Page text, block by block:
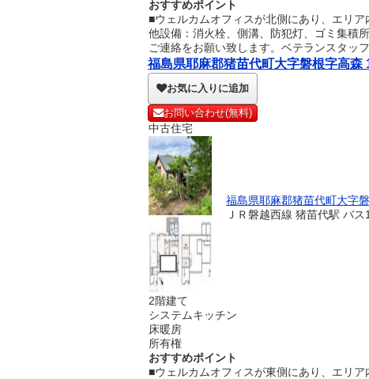
おすすめポイント
■ウェルカムオフィスが北側にあり、エリ
他設備：消火栓、側溝、防犯灯、ゴミ集積
ご連絡をお願い致します。ベテランスタッ
福島県耶麻郡猪苗代町大字磐根字高森
お気に入りに追加
お問い合わせ(無料)
中古住宅
福島県耶麻郡猪苗代町大字
ＪＲ磐越西線 猪苗代駅 バ
2階建て
システムキッチン
床暖房
所有権
おすすめポイント
■ウェルカムオフィスが東側にあり、エリ